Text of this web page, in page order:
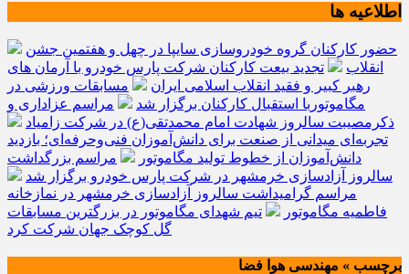
اطلاعیه ها
حضور کارکنان گروه خودروسازی سایپا در چهل و هفتمین جشن
انقلاب
تجدید بیعت کارکنان شرکت پارس خودرو با آرمان های
رهبر کبیر و فقید انقلاب اسلامی ایران
مسابقات ورزشی در
مگاموتوربا استقبال کارکنان برگزار شد
مراسم عزاداری و
ذکرمصیبت سالروز شهادت امام محمدتقی(ع) در شرکت زامیاد
تجربه‌ای میدانی از صنعت برای دانش‌آموزان فنی‌وحرفه‌ای؛ بازدید
دانش‌آموزان از خطوط تولید مگاموتور
مراسم بزرگداشت
سالروز آزادسازی خرمشهر در شرکت پارس خودرو برگزار شد
مراسم گرامیداشت سالروز آزادسازی خرمشهر در نمازخانه
فاطمیه مگاموتور
تیم شهدای مگاموتور در بزرگترین مسابقات
گل کوچک جهان شرکت کرد
برچسب » مهندسی هوا فضا